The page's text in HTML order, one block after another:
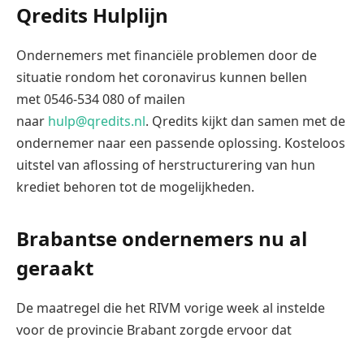
Qredits Hulplijn
Ondernemers met financiële problemen door de
situatie rondom het coronavirus kunnen bellen
met 0546-534 080 of mailen
naar hulp@qredits.nl. Qredits kijkt dan samen met de
ondernemer naar een passende oplossing. Kosteloos
uitstel van aflossing of herstructurering van hun
krediet behoren tot de mogelijkheden.
Brabantse ondernemers nu al
geraakt
De maatregel die het RIVM vorige week al instelde
voor de provincie Brabant zorgde ervoor dat